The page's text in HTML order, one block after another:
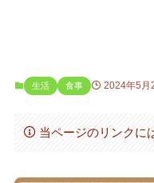
生活 食事 2024年5月
当ページのリンクに